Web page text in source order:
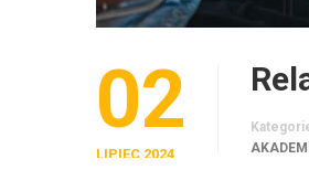
02
LIPIEC 2024